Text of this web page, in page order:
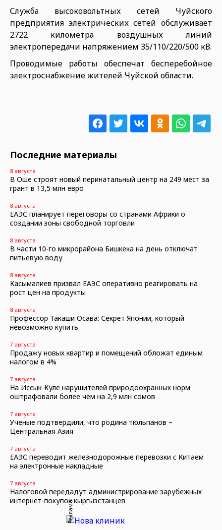
Служба высоковольтных сетей Чуйского
предприятия электрических сетей обслуживает
2722 километра воздушных линий
электропередачи напряжением 35/110/220/500 кВ.
Проводимые работы обеспечат бесперебойное
электроснабжение жителей Чуйской области.
Последние материалы
8 августа
В Оше строят новый перинатальный центр на 249 мест за
грант в 13,5 млн евро
8 августа
ЕАЭС планирует переговоры со странами Африки о
создании зоны свободной торговли
8 августа
В части 10-го микрорайона Бишкека на день отключат
питьевую воду
8 августа
Касымалиев призвал ЕАЭС оперативно реагировать на
рост цен на продукты
8 августа
Профессор Такаши Осава: Секрет Японии, который
невозможно купить
7 августа
Продажу новых квартир и помещений обложат единым
налогом в 4%
7 августа
На Иссык-Куле нарушителей природоохранных норм
оштрафовали более чем на 2,9 млн сомов
7 августа
Ученые подтвердили, что родина тюльпанов –
Центральная Азия
7 августа
ЕАЭС переводит железнодорожные перевозки с Китаем
на электронные накладные
7 августа
Налоговой передадут администрирование зарубежных
интернет-покупок кыргызстанцев
Реклама